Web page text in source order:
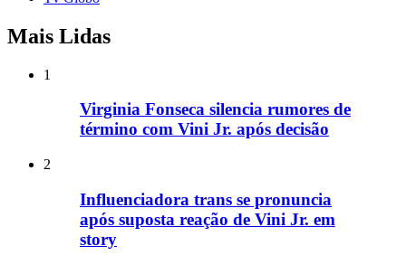
Mais Lidas
1
Virginia Fonseca silencia rumores de
término com Vini Jr. após decisão
2
Influenciadora trans se pronuncia
após suposta reação de Vini Jr. em
story